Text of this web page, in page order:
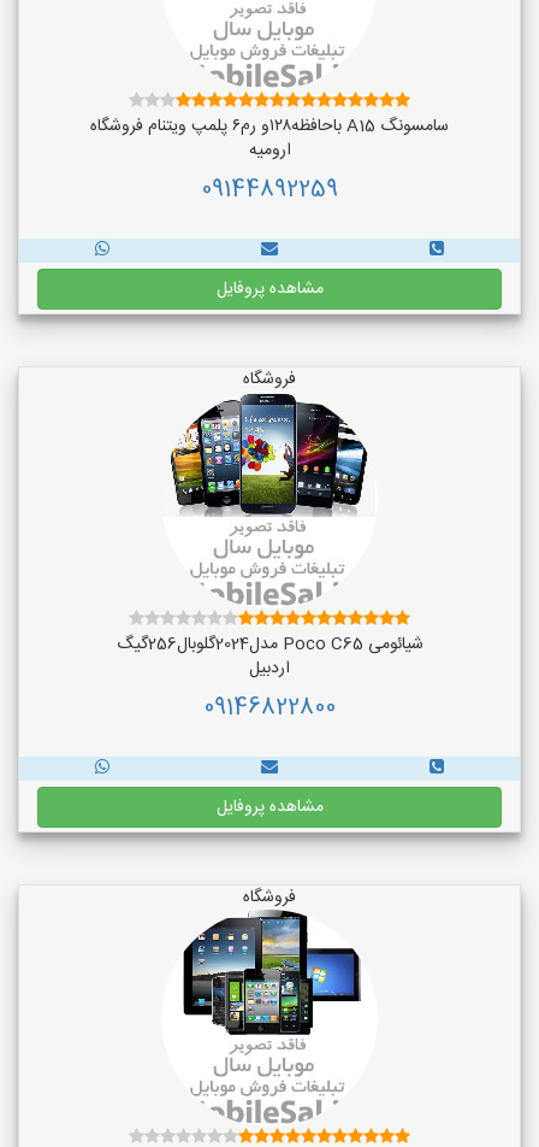
سامسونگ A15 باحافظه۱۲۸و رم۶ پلمپ ویتنام فروشگاه
ارومیه
09144892259
مشاهده پروفایل
فروشگاه
شیائومی Poco C65 مدل2024گلوبال256گیگ
اردبیل
09146822800
مشاهده پروفایل
فروشگاه